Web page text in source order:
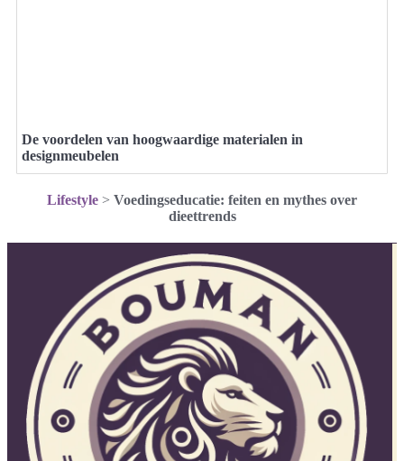
De voordelen van hoogwaardige materialen in
designmeubelen
Lifestyle > Voedingseducatie: feiten en mythes over
dieettrends